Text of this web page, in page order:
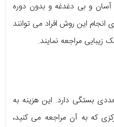
و بی دغدغه و بدون دوره
انجام این روش افراد می توانند
زیبایی مراجعه نمایند.
بستگی دارد. این هزینه به
که به آن مراجعه می کنید،